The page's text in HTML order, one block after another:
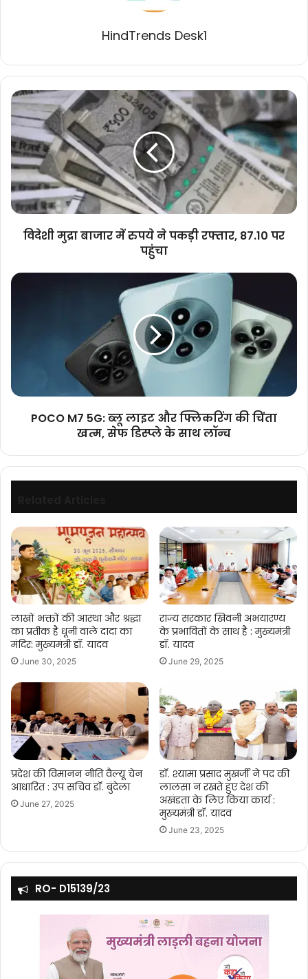
HindTrends Desk1
विदेशी
मुद्रा
बाजार
में
रुपये
ने
पकड़ी
रफ्तार,
87.10
पहुंचाविदेशी मुद्रा बाजार में रुपये ने पकड़ी रफ्तार, 87.10 पर
पहुंचा
POCO
चिंता
साथ
लॉन्च
POCO M7 5G: ब्लू लाइट और फ्लिकरिंग की चिंता
खत्म, सेफ डिस्प्ले के साथ लॉन्च
लाखों भक्तों की आस्था और श्रद्धा
का प्रतीक है धूनी वाले दादा का
मंदिर: मुख्यमंत्री डॉ. यादव
June 30, 2025
राज्य सरकार खिवनी अभयारण्य
के प्रभावितों के साथ है : मुख्यमंत्री
डॉ. यादव
June 29, 2025
प्रदेश की विमानन नीति वैल्यू चेन
आधारित : उप सचिव डॉ. बुंदेला
June 27, 2025
डॉ. श्यामा प्रसाद मुखर्जी ने पद की
लालसा न रखते हुए देश की
अखंडता के लिए किया कार्य :
मुख्यमंत्री डॉ. यादव
June 23, 2025
RO- D15139/23